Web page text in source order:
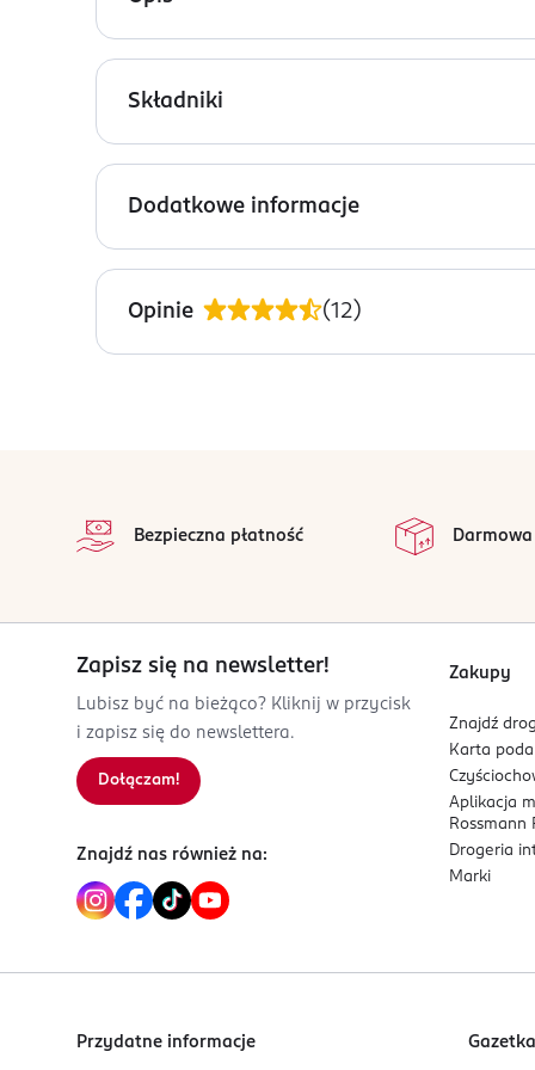
ISANA pomada do brody 100 ml.
słoiczek bez mikroplastiku
słoiczek wyprodukowano w 100% z
Składniki
Aqua, Cera Alba, Isopropyl Palmitate, Copernicia
parfum, sodium hydroxide, glycerin,
Dodatkowe informacje
PRZYGOTOWANIE I STOSOWANIE
Niewielką ilość pomady rozprowadzić na
DE-Niemcy
4 305615 926407
Opinie (12)
Bezpieczna płatność
Zapisz się na newsletter!
Lubisz być na bieżąco? Kliknij w przycisk
i zapisz się do newslettera.
Dołączam!
Znajdź nas również na:
Zakupy
Znajdź
Karta
Aplikacja
Rossmann
Drogeria
Marki
Przydatne informacje Gazetka